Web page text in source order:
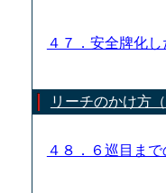
４７．安全牌化
リーチのかけ方
４８．６巡目ま